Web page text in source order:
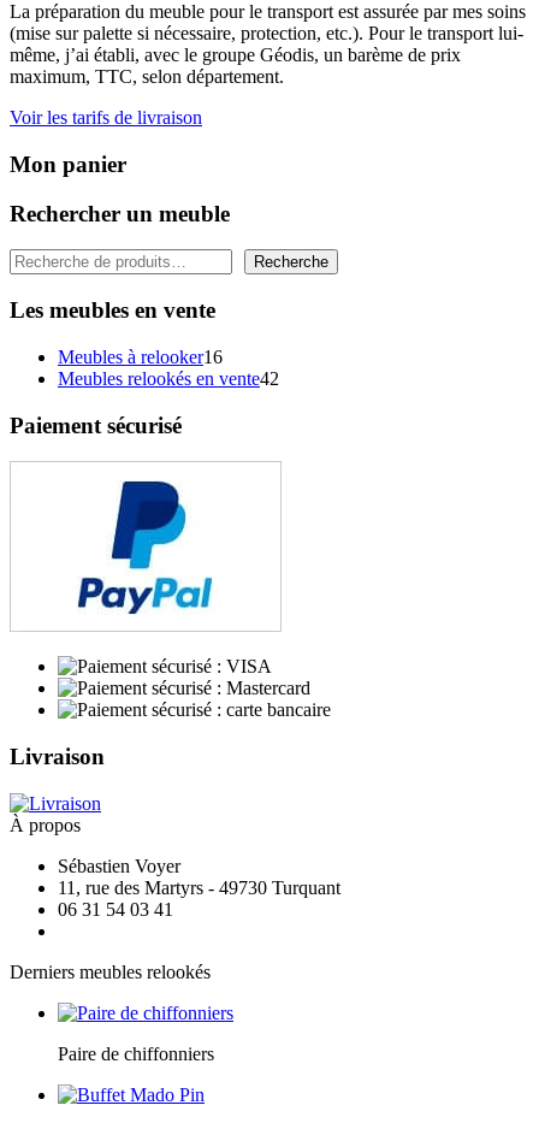
La préparation du meuble pour le transport est assurée par mes soins
(mise sur palette si nécessaire, protection, etc.). Pour le transport lui-
même, j’ai établi, avec le groupe Géodis, un barème de prix
maximum, TTC, selon département.
Voir les tarifs de livraison
Mon panier
Rechercher un meuble
Rechercher Recherche
Les meubles en vente
Meubles à relooker1616
produits
Meubles relookés en vente42
Paiement sécurisé
Livraison
À propos
Sébastien Voyer
11, rue des Martyrs - 49730 Turquant
06 31 54 03 41
Derniers meubles relookés
Paire de chiffonniers